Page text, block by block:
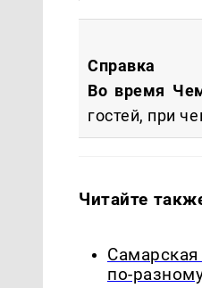
Справка
Во время
гостей, при
Читайте
по-